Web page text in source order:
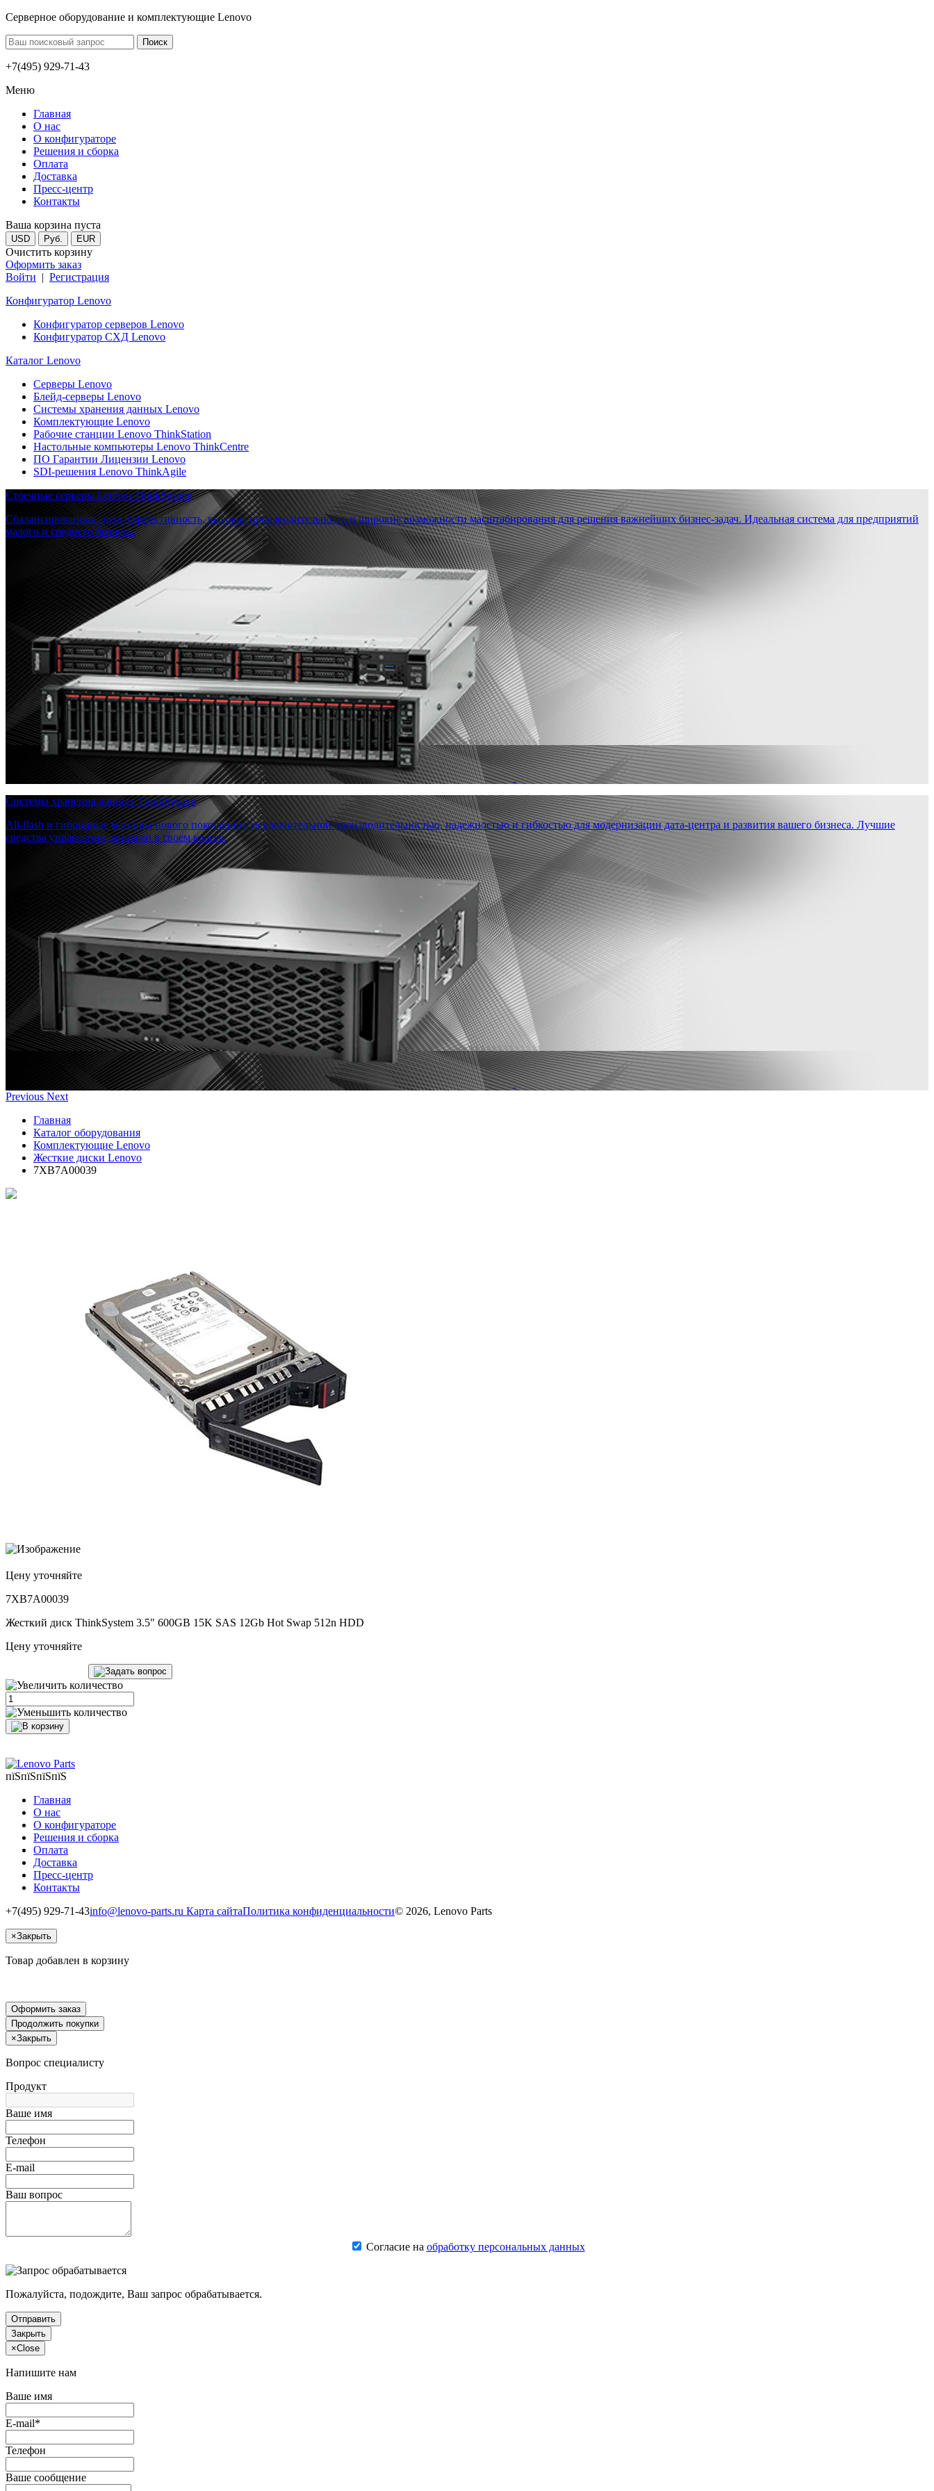
Серверное оборудование и комплектующие Lenovo
+7(495) 929-71-43
Меню
Главная
О нас
О конфигураторе
Решения и сборка
Оплата
Доставка
Пресс-центр
Контакты
Ваша корзина пуста
USD Руб. EUR
Очистить корзину
Оформить заказ
Войти | Регистрация
Конфигуратор Lenovo
Конфигуратор серверов Lenovo
Конфигуратор СХД Lenovo
Каталог Lenovo
Серверы Lenovo
Блейд-серверы Lenovo
Системы хранения данных Lenovo
Комплектующие Lenovo
Рабочие станции Lenovo ThinkStation
Настольные компьютеры Lenovo ThinkCentre
ПО Гарантии Лицензии Lenovo
SDI-решения Lenovo ThinkAgile
Стоечные серверы Lenovo ThinkSystem
Сбалансированная энергоэффективность, высокая производительность и широкие возможности масштабирования для решения важнейших бизнес-задач. Идеальная система для предприятий
малого и среднего бизнеса.
Системы хранения данных ThinkSystem
All-flash и гибридные массивы нового поколения с исключительной производительностью, надежностью и гибкостью для модернизации дата-центра и развития вашего бизнеса. Лучшие
средства управления данными в своем классе.
Previous Next
Главная
Каталог оборудования
Комплектующие Lenovo
Жесткие диски Lenovo
7XB7A00039
Цену уточняйте
7XB7A00039
Жесткий диск ThinkSystem 3.5" 600GB 15K SAS 12Gb Hot Swap 512n HDD
Цену уточняйте
пїЅпїЅпїЅпїЅ
Главная
О нас
О конфигураторе
Решения и сборка
Оплата
Доставка
Пресс-центр
Контакты
+7(495) 929-71-43info@lenovo-parts.ru Карта сайтаПолитика конфиденциальности© 2026, Lenovo Parts
×Закрыть
Товар добавлен в корзину
Оформить заказ
Продолжить покупки
×Закрыть
Вопрос специалисту
Продукт
Ваше имя
Телефон
E-mail
Ваш вопрос
Согласие на обработку персональных данных
Пожалуйста, подождите, Ваш запрос обрабатывается.
Отправить
Закрыть
×Close
Напишите нам
Ваше имя
E-mail*
Телефон
Ваше сообщение